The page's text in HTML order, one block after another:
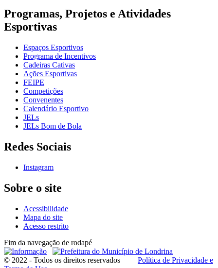
Programas, Projetos e Atividades
Esportivas
Espaços Esportivos
Programa de Incentivos
Cadeiras Cativas
Ações Esportivas
FEIPE
Competições
Convenentes
Calendário Esportivo
JELs
JELs Bom de Bola
Redes Sociais
Instagram
Sobre o site
Acessibilidade
Mapa do site
Acesso restrito
Fim da navegação de rodapé
© 2022 - Todos os direitos reservados Política de Privacidade e